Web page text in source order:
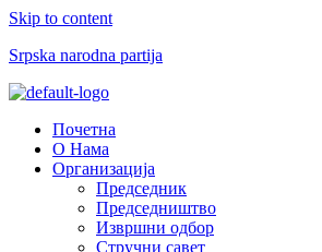
Skip to content
Srpska narodna partija
Menu
Почетна
О Нама
Организација
Председник
Председништво
Извршни одбор
Стручни савет